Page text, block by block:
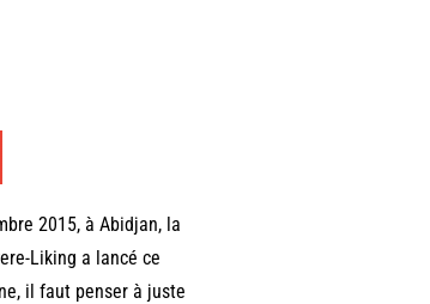
2015, à Abidjan, la
Liking a lancé ce
il faut penser à juste